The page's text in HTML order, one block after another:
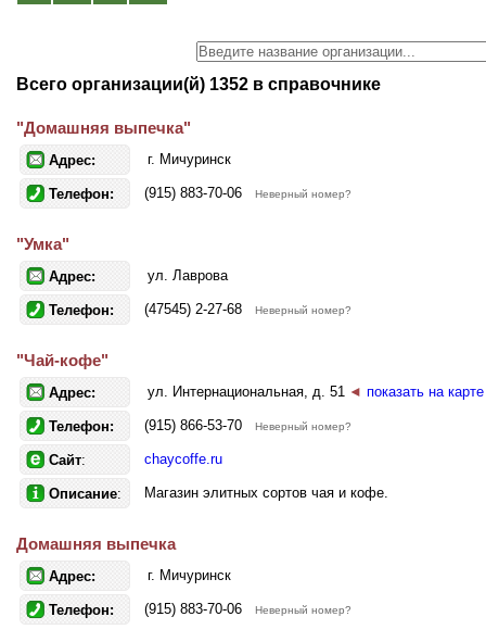
Всего организации(й) 1352 в справочнике
"Домашняя выпечка"
Адрес: г. Мичуринск
Телефон: (915) 883-70-06 Неверный номер?
"Умка"
Адрес: ул. Лаврова
Телефон: (47545) 2-27-68 Неверный номер?
"Чай-кофе"
Адрес: ул. Интернациональная, д. 51 ◄ показать на карте
Телефон: (915) 866-53-70 Неверный номер?
Сайт: chaycoffe.ru
Описание: Магазин элитных сортов чая и кофе.
Домашняя выпечка
Адрес: г. Мичуринск
Телефон: (915) 883-70-06 Неверный номер?